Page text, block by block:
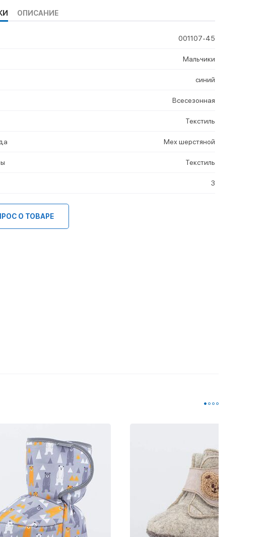
ОПИСАНИЕ
001107-45
Мальчики
синий
Всесезонная
Текстиль
Мех шерстяной
Текстиль
3
О ТОВАРЕ